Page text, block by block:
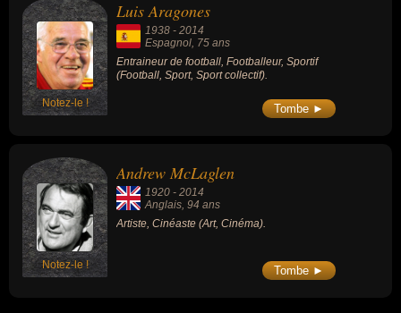
Notez-le !
Luis Aragones
1938 - 2014
Espagnol, 75 ans
Entraineur de football, Footballeur, Sportif
(Football, Sport, Sport collectif).
Tombe ►
Notez-le !
Andrew McLaglen
1920 - 2014
Anglais , 94 ans
Artiste, Cinéaste (Art, Cinéma).
Tombe ►